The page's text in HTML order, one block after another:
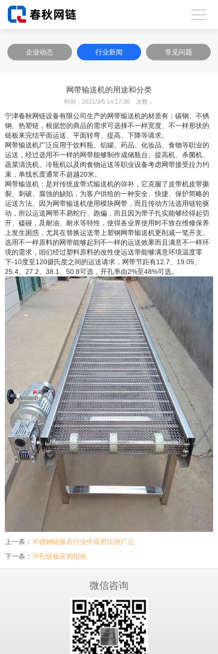
企业动态 行业新闻 常见问题
网带输送机的用途和分类
时间： 2021/3/5 14:17:36 次数：
宁津春秋网链设备有限公司生产的网带输送机的材质有：碳钢、不锈
钢、热塑链，根据您的商品的需求可选择不一样宽度、不一样形状的
链板来完结平面运送、平面转弯、提高、下降等请求。
网带输送机广泛应用于饮料瓶、铝罐、药品、化妆品、食物等职业的
运送，经过选用不一样的网带能够制作成储瓶台、提高机、杀菌机、
蔬菜清洗机、冷瓶机以及肉食物运送等职业设备考虑网带接受拉力约
束，单线长度通常不超越20米。
网带输送机：是对传统皮带式输送机的弥补，它克服了皮带机皮带撕
裂、刺破、腐蚀的缺陷，为客户供给的一种安全、快捷、保护简略的
运送方法。因为网带输送机使用模块网带，而且传动方法选用链轮驱
动，所以运送网带不易蛇行、跑偏，而且因为带子扎实能够经得起切
开、磕碰，及耐油、耐水等特性，使得各业界使用时不致在维修保养
上发生困惑，尤其在替换运送带上塑钢网带输送机更削减一笔开支。
选用不一样原料的网带能够起到不一样的运送效果而且满意不一样环
境的需求，咱们经过塑料原料的改性使运送带能够满意环境温度零
下-10度至120摄氏度之间的运送请求，网带节距有12.7、19.05、
25.4、27.2、38.1、50.8可选，开孔率由2%至48%可选。
上一条： 不锈钢链板在行业中应用比较广泛
下一条： 冲孔链板采购指南
微信咨询